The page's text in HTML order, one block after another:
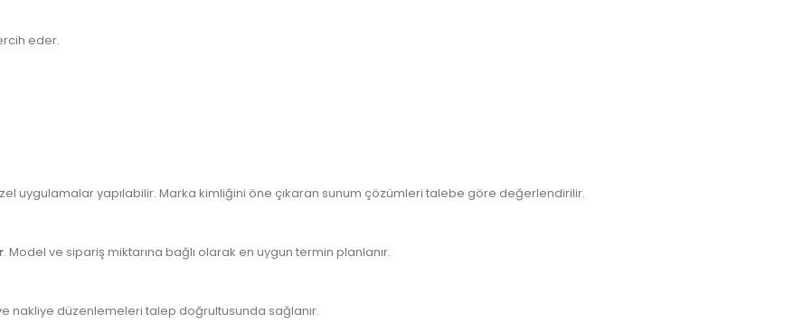
eder.
uygulamalar yapılabilir. Marka kimliğini öne çıkaran sunum çözümleri talebe göre değerlendirilir.
. Model ve sipariş miktarına bağlı olarak en uygun termin planlanır.
nakliye düzenlemeleri talep doğrultusunda sağlanır.